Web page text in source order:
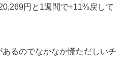
円と1週間で+11%戻して
るのでなかなか慌ただしいチ